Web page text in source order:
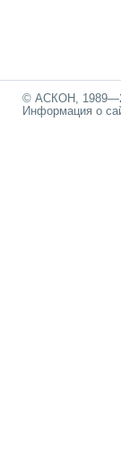
© АСКОН,
Информация о